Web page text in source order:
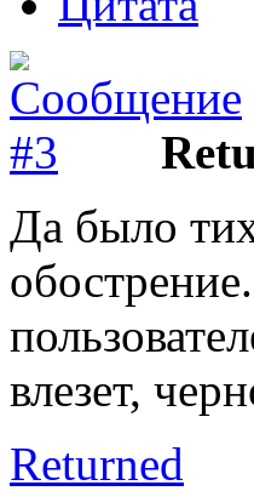
Да было
влезет,
Returned